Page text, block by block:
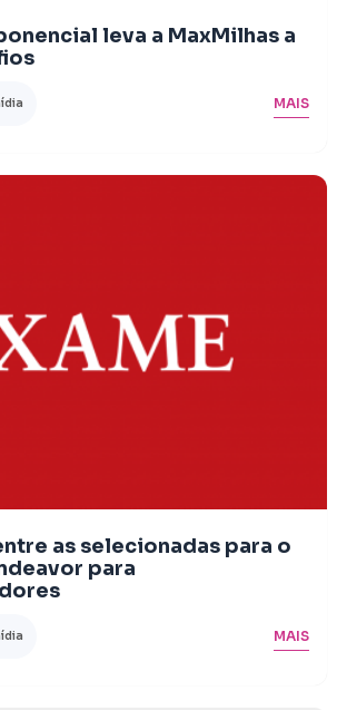
leva a MaxMilhas a
MAIS
as selecionadas para o
para
MAIS